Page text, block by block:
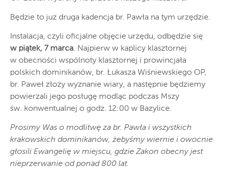
Będzie to już druga kadencja br. Pawła na tym urzędzie.
Instalacja, czyli oficjalne objęcie urzędu, odbędzie się
w piątek, 7 marca. Najpierw w kaplicy klasztornej
w obecności wspólnoty klasztornej i prowincjała
polskich dominikanów, br. Łukasza Wiśniewskiego OP,
br. Paweł złoży wyznanie wiary, a następnie będziemy
powierzali jego posługę modląc podczas Mszy
św. konwentualnej o godz. 12:00 w Bazylice.
Prosimy Was o modlitwę za br. Pawła i wszystkich
krakowskich dominikanów, żebyśmy wiernie i owocnie
głosili Ewangelię w miejscu, gdzie Zakon obecny jest
nieprzerwanie od ponad 800 lat.